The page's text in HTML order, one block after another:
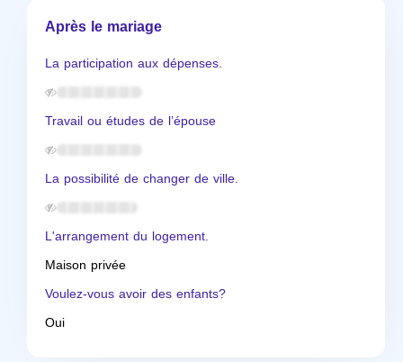
Après le mariage
La participation aux dépenses.
Travail ou études de l’épouse
La possibilité de changer de ville.
L'arrangement du logement.
Maison privée
Voulez-vous avoir des enfants?
Oui